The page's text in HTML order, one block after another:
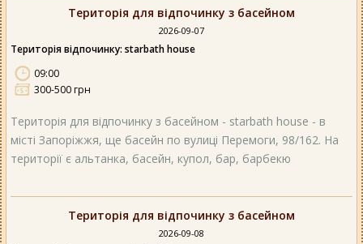
Територія для відпочинку з басейном
2026-09-07
Територія відпочинку: starbath house
09:00
300-500 грн
Територія для відпочинку з басейном - starbath house - в
місті Запоріжжя, ще басейн по вулиці Перемоги, 98/162. На
території є альтанка, басейн, купол, бар, барбекю
Територія для відпочинку з басейном
2026-09-08